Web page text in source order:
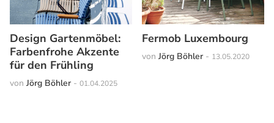
Design Gartenmöbel:
Farbenfrohe Akzente
für den Frühling
von Jörg Böhler - 01.04.2025
Fermob Luxembourg
von Jörg Böhler - 13.05.2020